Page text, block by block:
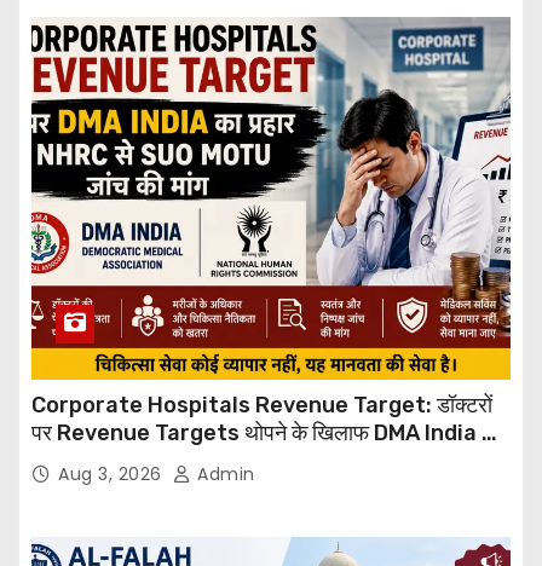
Corporate Hospitals Revenue Target: डॉक्टरों
पर Revenue Targets थोपने के खिलाफ DMA India का
बड़ा कदम, NHRC से Suo Motu जांच की मांग
Aug 3, 2026 Admin